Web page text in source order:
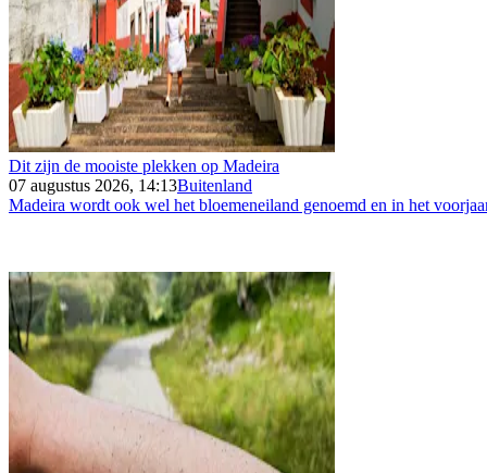
Dit zijn de mooiste plekken op Madeira
07 augustus 2026, 14:13Buitenland
Madeira wordt ook wel het bloemeneiland genoemd en in het